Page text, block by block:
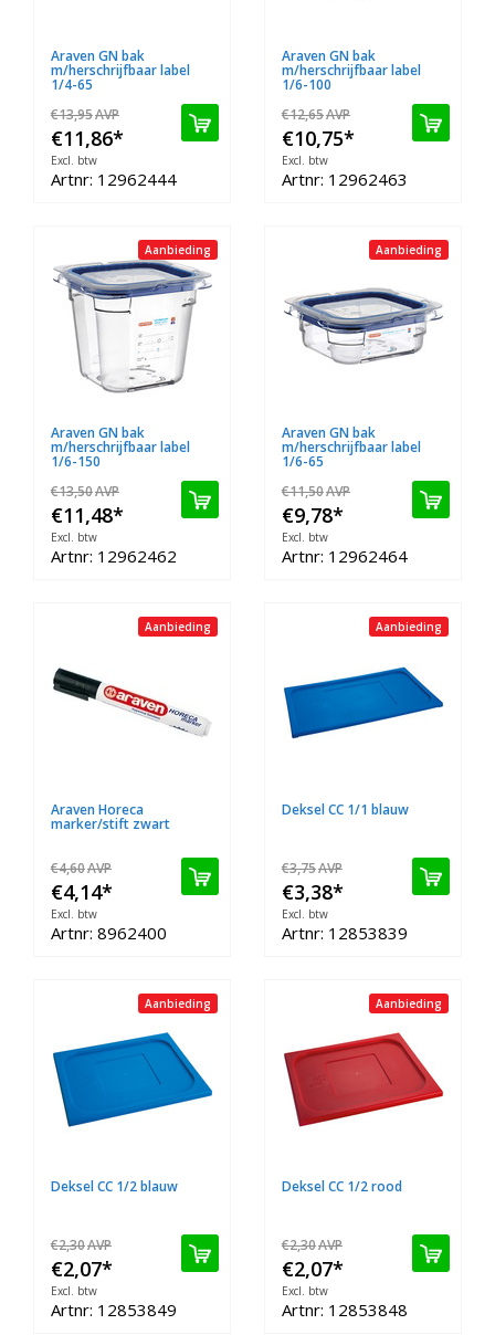
Araven GN bak
m/herschrijfbaar label
1/4-65
€13,95AVP
€11,86*
Excl. btw
Artnr: 12962444
Araven GN bak
m/herschrijfbaar label
1/6-100
€12,65AVP
€10,75*
Excl. btw
Artnr: 12962463
Aanbieding
Araven GN bak
m/herschrijfbaar label
1/6-150
€13,50AVP
€11,48*
Excl. btw
Artnr: 12962462
Aanbieding
Araven GN bak
m/herschrijfbaar label
1/6-65
€11,50AVP
€9,78*
Excl. btw
Artnr: 12962464
Aanbieding
Araven Horeca
marker/stift zwart
€4,60AVP
€4,14*
Excl. btw
Artnr: 8962400
Aanbieding
Deksel CC 1/1 blauw
€3,75AVP
€3,38*
Excl. btw
Artnr: 12853839
Aanbieding
Deksel CC 1/2 blauw
€2,30AVP
€2,07*
Excl. btw
Artnr: 12853849
Aanbieding
Deksel CC 1/2 rood
€2,30AVP
€2,07*
Excl. btw
Artnr: 12853848